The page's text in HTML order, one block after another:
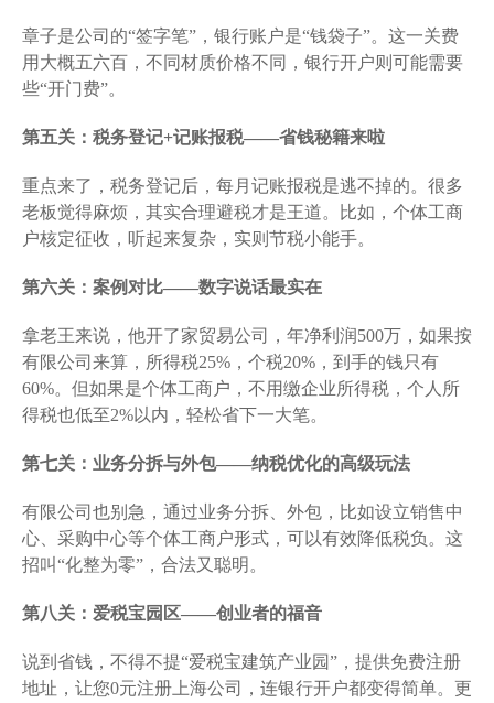
章子是公司的“签字笔”，银行账户是“钱袋子”。这一关费
用大概五六百，不同材质价格不同，银行开户则可能需要
些“开门费”。
第五关：税务登记+记账报税——省钱秘籍来啦
重点来了，税务登记后，每月记账报税是逃不掉的。很多
老板觉得麻烦，其实合理避税才是王道。比如，个体工商
户核定征收，听起来复杂，实则节税小能手。
第六关：案例对比——数字说话最实在
拿老王来说，他开了家贸易公司，年净利润500万，如果按
有限公司来算，所得税25%，个税20%，到手的钱只有
60%。但如果是个体工商户，不用缴企业所得税，个人所
得税也低至2%以内，轻松省下一大笔。
第七关：业务分拆与外包——纳税优化的高级玩法
有限公司也别急，通过业务分拆、外包，比如设立销售中
心、采购中心等个体工商户形式，可以有效降低税负。这
招叫“化整为零”，合法又聪明。
第八关：爱税宝园区——创业者的福音
说到省钱，不得不提“爱税宝建筑产业园”，提供免费注册
地址，让您0元注册上海公司，连银行开户都变得简单。更